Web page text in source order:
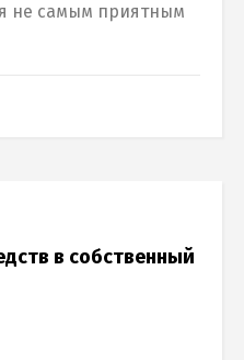
не самым приятным
в собственный